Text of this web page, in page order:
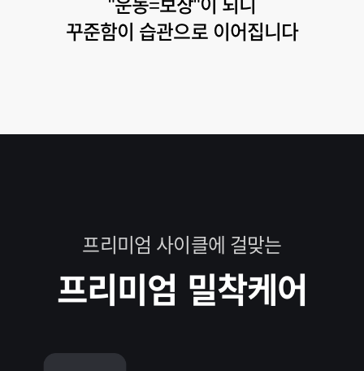
"운동=보상"이 되니
꾸준함이 습관으로 이어집니다
프리미엄 사이클에 걸맞는
프리미엄 밀착케어